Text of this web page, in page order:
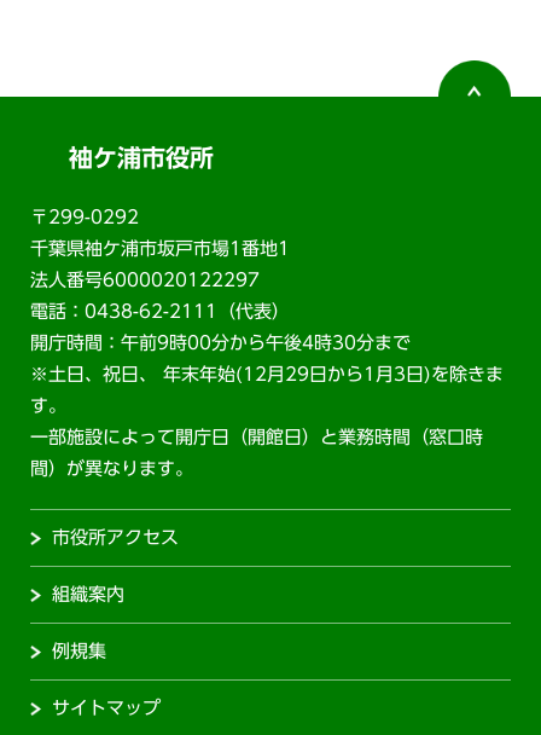
袖ケ浦市役所
〒299-0292
千葉県袖ケ浦市坂戸市場1番地1
法人番号6000020122297
電話：0438-62-2111（代表）
開庁時間：午前9時00分から午後4時30分まで
※土日、祝日、 年末年始(12月29日から1月3日)を除きま
す。
一部施設によって開庁日（開館日）と業務時間（窓口時
間）が異なります。
市役所アクセス
組織案内
例規集
サイトマップ